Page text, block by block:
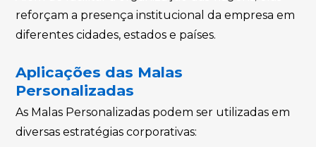
reforçam a presença institucional da empresa em
diferentes cidades, estados e países.
Aplicações das Malas
Personalizadas
As Malas Personalizadas podem ser utilizadas em
diversas estratégias corporativas: